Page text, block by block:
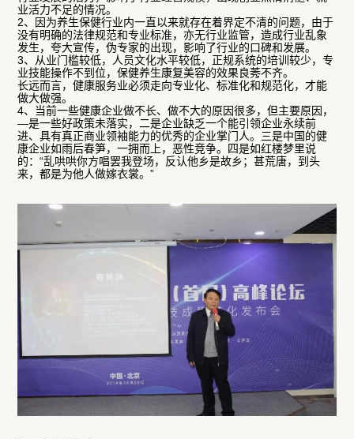
业活力不足的情况。
2、因为养生保健行业内一直以来就存在着界定不清的问题，由于
没有明确的法律规范和专业标准，亦无行业监管，造成行业乱象
发生，夸大宣传，伪专家的出现，影响了行业的口碑和发展。
3、从业门槛较低，人员文化水平较低，正规系统的培训较少，专
业技能操作不到位，保健养生康复美容的效果良莠不齐。
长远而言，健康服务业必须走向专业化、标准化和规范化，才能
做大做强。
4、当前一些健康企业做不长、做不大的原因很多，但主要原因，
—是一些好政策未落实，二是企业缺乏一个能引领企业永续前
进、具有真正商业领袖能力的优秀的企业掌门人。三是中国的健
康企业如雨后春笋，一拥而上，恶性竞争。四是如红楼梦里说
的：“乱哄哄你方唱罢我登场，反认他乡是故乡；甚荒唐，到头
来，都是为他人做嫁衣裳。”